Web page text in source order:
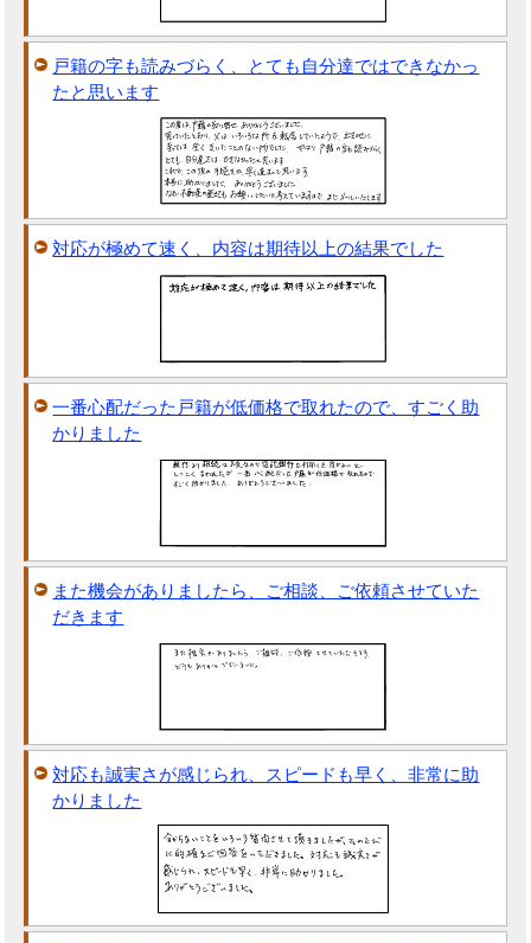
戸籍の字も読みづらく、とても自分達ではできなかっ
たと思います
対応が極めて速く、内容は期待以上の結果でした
一番心配だった戸籍が低価格で取れたので、すごく助
かりました
また機会がありましたら、ご相談、ご依頼させていた
だきます
対応も誠実さが感じられ、スピードも早く、非常に助
かりました